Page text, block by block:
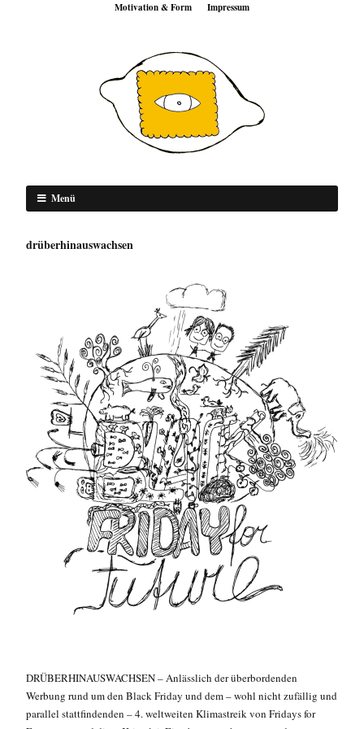
Motivation & Form Impressum
Menü
drüberhinauswachsen
DRÜBERHINAUSWACHSEN – Anlässlich der überbordenden
Werbung rund um den Black Friday und dem – wohl nicht zufällig und
parallel stattfindenden – 4. weltweiten Klimastreik von Fridays for